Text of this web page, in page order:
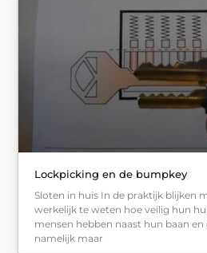
Lockpicking en de bumpkey
Sloten in huis In de praktijk blijken
werkelijk te weten hoe veilig hun
mensen hebben naast hun baan
namelijk maar